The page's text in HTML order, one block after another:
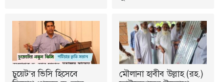
চুয়েট’র ভিসি হিসেবে
মৌলানা হাবীব উল্লাহ (রহ.)